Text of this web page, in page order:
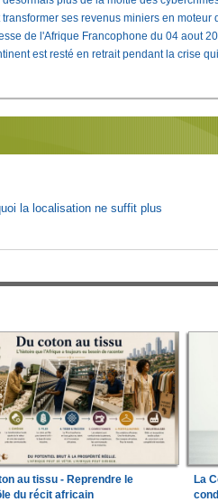
transformer ses revenus miniers en moteur
de l'Afrique Francophone du 04 aout
est resté en retrait pendant la crise
la localisation ne suffit plus
au tissu - Reprendre le
du récit africain
La